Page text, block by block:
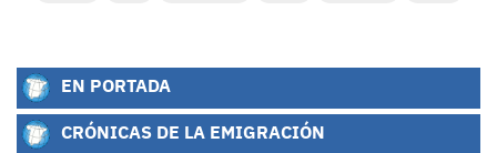
EN PORTADA
CRÓNICAS DE LA EMIGRACIÓN